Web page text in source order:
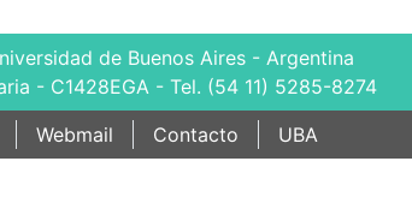
de Buenos Aires - Argentina
- C1428EGA - Tel. (54 11) 5285-8274
Webmail Contacto UBA